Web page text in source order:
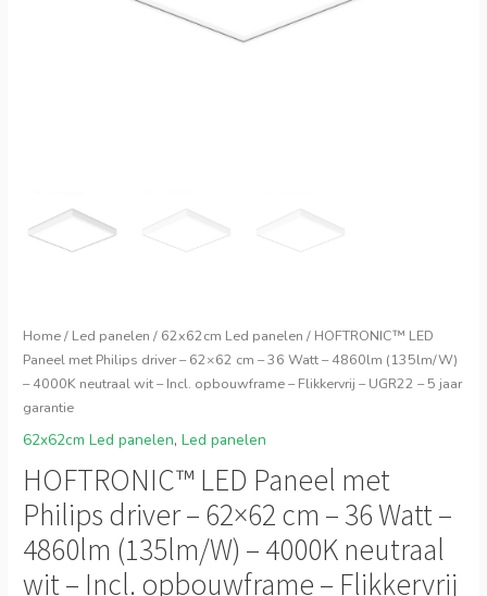
Home/ Led panelen / 62x62cm Led panelen / HOFTRONIC™ LED
Paneel met Philips driver – 62×62 cm – 36 Watt – 4860lm (135lm/W)
– 4000K neutraal wit – Incl. opbouwframe – Flikkervrij – UGR22 – 5 jaar
garantie
62x62cm Led panelen,Led panelen
HOFTRONIC™ LED Paneel met
Philips driver – 62×62 cm – 36 Watt –
4860lm (135lm/W) – 4000K neutraal
wit – Incl. opbouwframe – Flikkervrij